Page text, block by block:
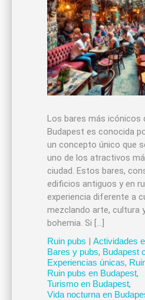
Los bares más icónicos
Budapest es conocida
un concepto único que
uno de los atractivos
ciudad. Estos bares,
edificios antiguos y en
experiencia diferente a
mezclando arte, cultura
bohemia. Si […]
Ruin pubs | Actividades
Bares y pubs, Budapest
Experiencias únicas,
Ruin pubs en Budapest,
Turismo en Budapest,
Vida nocturna en